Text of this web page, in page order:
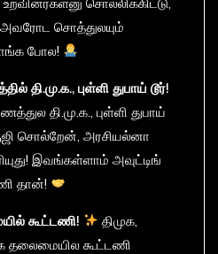
அவரோட சொத்துலயும்
போல!
தி.மு.க., புள்ளி துபாய் டூர்!
தி.மு.க., புள்ளி துபாய்
சொல்றேன், அரசியல்னா
இவங்கள்ளாம் அவுட்டிங்
தான்!
கூட்டணி!
திமுக,
தலைமையில கூட்டணி